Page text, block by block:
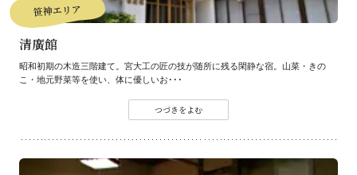
笹神エリア
清廣館
昭和初期の木造三階建て。宮大工の匠の技が随所に残る閑静な宿。山菜・きの
こ・地元野菜等を使い、体に優しいお･･･
つづきをよむ